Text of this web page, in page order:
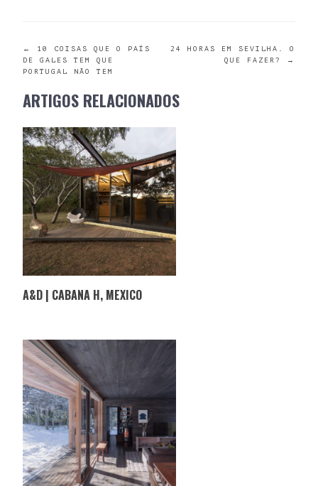
POST
NAVIGATION
←
10 COISAS QUE O PAÍS
DE GALES TEM QUE
PORTUGAL NÃO TEM
24 HORAS EM SEVILHA. O
QUE FAZER?
→
ARTIGOS RELACIONADOS
A&D | CABANA H, MEXICO